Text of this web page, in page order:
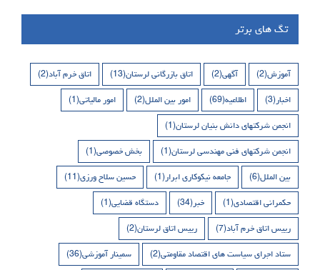
تگ های برتر
آموزش(2) آگهی(2) اتاق بازرگانی لرستان(13) اتاق خرم آباد(2)
اخبار(3) اطلاعیه(69) امور بین الملل(2) امور مالیاتی(1)
انجمن شرکتهای دانش بنیان لرستان(1)
انجمن شرکتهای فنی مهندسی لرستان(1) بخش خصوصی(1)
بین الملل(6) جامعه نیکوکاری ابرار(1) حسین سلاح ورزی(11)
حکمرانی اقتصادی(1) خبر(34) دستگاه قضایی(1)
رییس اتاق خرم آباد(7) رییس اتاق لرستان(2)
ستاد اجرای سیاست های اقتصاد مقاومتی(2) سمینار آموزشی(36)